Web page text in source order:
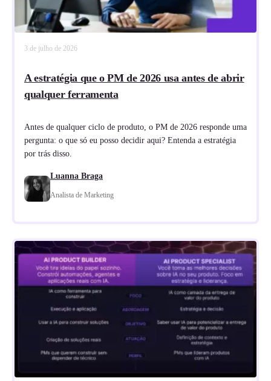
3 de julho de 2026
A estratégia que o PM de 2026 usa antes de abrir
qualquer ferramenta
Antes de qualquer ciclo de produto, o PM de 2026 responde uma
pergunta: o que só eu posso decidir aqui? Entenda a estratégia
por trás disso.
Luanna Braga
Analista de Marketing